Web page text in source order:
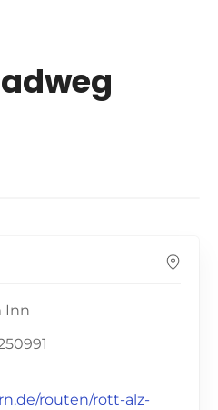
Inn
routen/rott-alz-